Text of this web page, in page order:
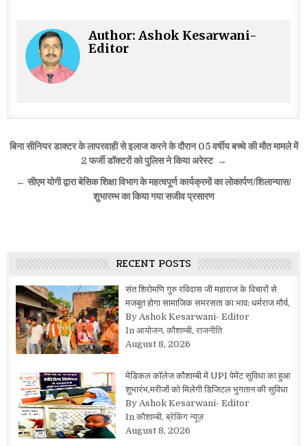
Author:Ashok Kesarwani-
Editor
Post
navigation
बिना सीनियर डाक्टर के लापरवाही से इलाज करने के दौरान 05 वर्षीय बच्चे की मौत मामले में
2 फर्जी डॉक्टरों को पुलिस ने किया अरेस्ट →
← सीएम योगी द्वारा बेसिक शिक्षा विभाग के महत्वपूर्ण कार्यक्रमों का लोकार्पण/शिलान्यास/
शुभारम्भ का किया गया सजीव प्रसारण
RECENT POSTS
संत शिरोमणि गुरु रविदास जी महाराज के विचारों से
मजबूत होगा सामाजिक समरसता का भाव: धर्मराज मौर्य,
By Ashok Kesarwani- Editor
In आयोजन, कौशाम्बी, राजनीति
August 8, 2026
मेडिकल कॉलेज कौशाम्बी में UPI पेमेंट सुविधा का हुआ
शुभारंभ,मरीजों को मिलेगी डिजिटल भुगतान की सुविधा
By Ashok Kesarwani- Editor
In कौशाम्बी, ब्रेकिंग न्यूज़
August 8, 2026